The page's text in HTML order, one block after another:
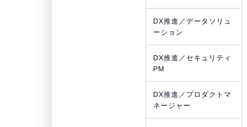
DX推進／データソリュ
ーション
DX推進／セキュリティ
PM
DX推進／プロダクトマ
ネージャー